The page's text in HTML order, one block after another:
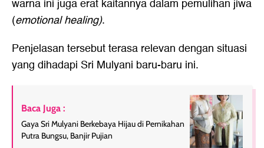
warna ini juga erat kaitannya dalam pemulihan jiwa
(emotional healing).
Penjelasan tersebut terasa relevan dengan situasi
yang dihadapi Sri Mulyani baru-baru ini.
Baca Juga :
Gaya Sri Mulyani Berkebaya Hijau di Pernikahan
Putra Bungsu, Banjir Pujian